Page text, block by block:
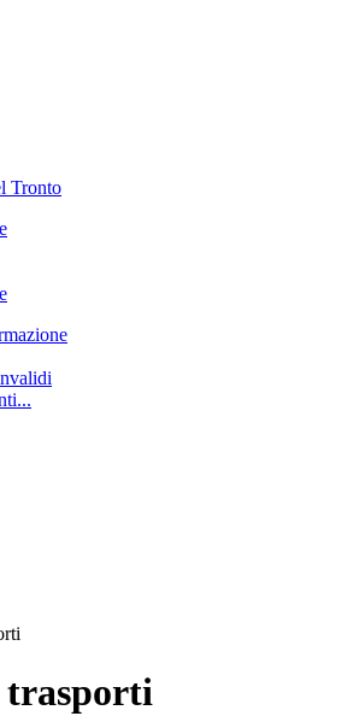
Tronto